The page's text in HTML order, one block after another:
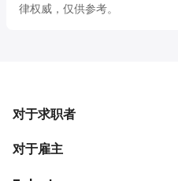
律权威，仅供参考。
对于求职者
搜索工作
对于雇主